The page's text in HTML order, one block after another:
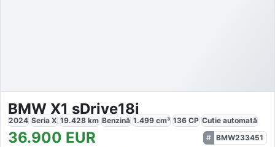
BMW X1 sDrive18i
2024 Seria X 19.428 km Benzină 1.499 cm³ 136 CP Cutie automată
36.900 EUR
BMW233451